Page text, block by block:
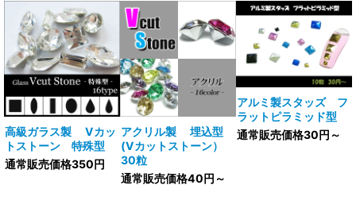
高級ガラス製 Vカッ
トストーン 特殊型
通常販売価格350円
アクリル製 埋込型
(Vカットストーン）
30粒
通常販売価格40円～
アルミ製スタッズ フ
ラットピラミッド型
通常販売価格30円～